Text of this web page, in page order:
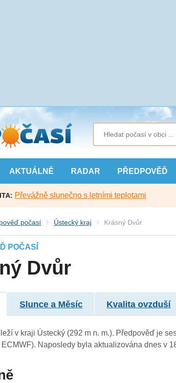
AKTUÁLNĚ RADAR PŘEDPOVĚĎ
Převážně slunečno s letními teplotami
počasí Ústecký kraj Krásný Dvůr
POČASÍ
Dvůr
Slunce a Měsíc Kvalita ovzduší
v kraji Ústecký (292 m n. m.). Předpověď je
ECMWF). Naposledy byla aktualizována dnes v